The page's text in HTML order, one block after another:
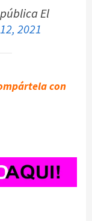
El
2021
con